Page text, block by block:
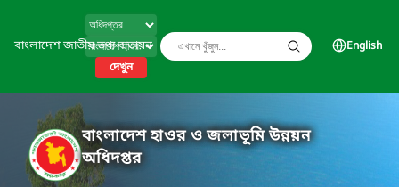
বাংলাদেশ জাতীয় তথ্য বাতায়ন
দেখুন
English
বাংলাদেশ হাওর ও জলাভূমি উন্নয়ন
অধিদপ্তর